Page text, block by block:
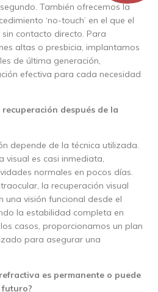
También ofrecemos la
‘no-touch’ en el que el
contacto directo. Para
altas o presbicia, implantamos
de última generación,
efectiva para cada necesidad
recuperación después de la
depende de la técnica utilizada.
visual es casi inmediata,
normales en pocos días.
la recuperación visual
una visión funcional desde el
la estabilidad completa en
casos, proporcionamos un plan
para asegurar una
es permanente o puede
futuro?